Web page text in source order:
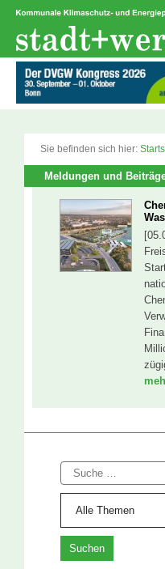
Zum
springen
Sie befinden sich hier:
Meldungen und
Suche